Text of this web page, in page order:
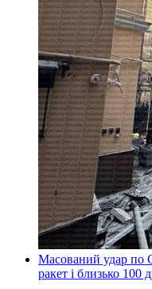
Масований удар по
ракет і близько 100